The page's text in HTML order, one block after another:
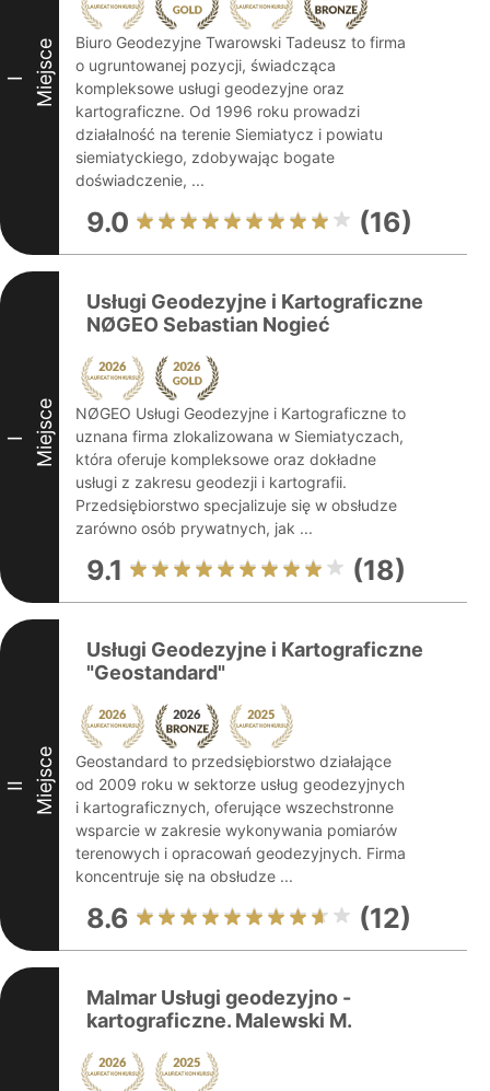
I Miejsce
Biuro Geodezyjne Twarowski Tadeusz to firma
o ugruntowanej pozycji, świadcząca
kompleksowe usługi geodezyjne oraz
kartograficzne. Od 1996 roku prowadzi
działalność na terenie Siemiatycz i powiatu
siemiatyckiego, zdobywając bogate
doświadczenie, ...
9.0 (16)
I Miejsce
Usługi Geodezyjne i Kartograficzne
NØGEO Sebastian Nogieć
NØGEO Usługi Geodezyjne i Kartograficzne to
uznana firma zlokalizowana w Siemiatyczach,
która oferuje kompleksowe oraz dokładne
usługi z zakresu geodezji i kartografii.
Przedsiębiorstwo specjalizuje się w obsłudze
zarówno osób prywatnych, jak ...
9.1 (18)
II Miejsce
Usługi Geodezyjne i Kartograficzne
"Geostandard"
Geostandard to przedsiębiorstwo działające
od 2009 roku w sektorze usług geodezyjnych
i kartograficznych, oferujące wszechstronne
wsparcie w zakresie wykonywania pomiarów
terenowych i opracowań geodezyjnych. Firma
koncentruje się na obsłudze ...
8.6 (12)
Malmar Usługi geodezyjno -
kartograficzne. Malewski M.